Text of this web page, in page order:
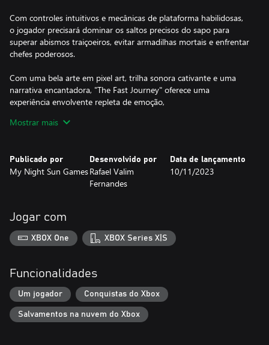
Com controles intuitivos e mecânicas de plataforma habilidosas,
o jogador precisará dominar os saltos precisos do sapo para
superar abismos traiçoeiros, evitar armadilhas mortais e enfrentar
chefes poderosos.
Com uma bela arte em pixel art, trilha sonora cativante e uma
narrativa encantadora, "The Fast Journey" oferece uma
experiência envolvente repleta de emoção,
em uma jornada inesquecível para salvar o amor de Rafa nesta
Mostrar mais
Publicado por
My Night Sun Games
Desenvolvido por
Rafael Valim
Fernandes
Data de lançamento
10/11/2023
Jogar com
XBOX One XBOX Series X|S
Funcionalidades
Um jogador Conquistas do Xbox
Salvamentos na nuvem do Xbox